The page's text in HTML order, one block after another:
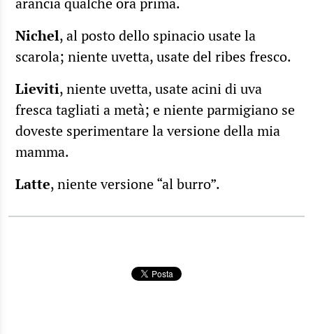
Nichel, al posto dello spinacio usate la
scarola; niente uvetta, usate del ribes fresco.
Lieviti, niente uvetta, usate acini di uva
fresca tagliati a metà; e niente parmigiano se
doveste sperimentare la versione della mia
mamma.
Latte, niente versione “al burro”.